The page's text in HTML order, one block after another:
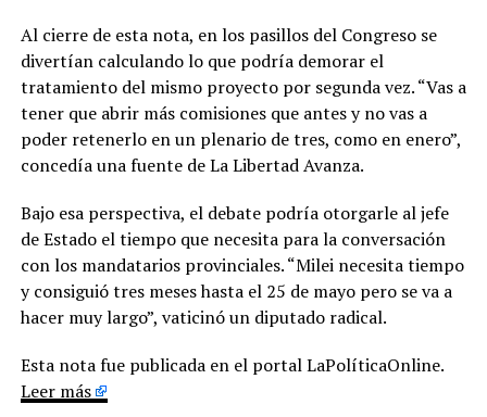
Al cierre de esta nota, en los pasillos del Congreso se
divertían calculando lo que podría demorar el
tratamiento del mismo proyecto por segunda vez. “Vas a
tener que abrir más comisiones que antes y no vas a
poder retenerlo en un plenario de tres, como en enero”,
concedía una fuente de La Libertad Avanza.
Bajo esa perspectiva, el debate podría otorgarle al jefe
de Estado el tiempo que necesita para la conversación
con los mandatarios provinciales. “Milei necesita tiempo
y consiguió tres meses hasta el 25 de mayo pero se va a
hacer muy largo”, vaticinó un diputado radical.
Esta nota fue publicada en el portal LaPolíticaOnline.
Leer más